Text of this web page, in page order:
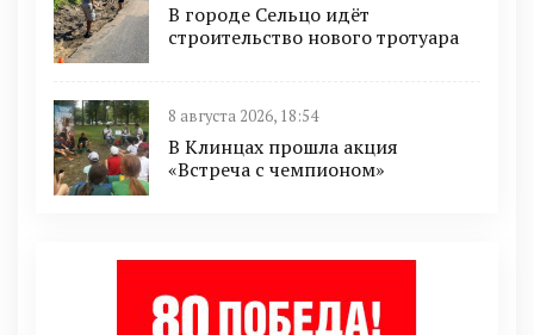
В городе Сельцо идёт
строительство нового тротуара
8 августа 2026, 18:54
В Клинцах прошла акция
«Встреча с чемпионом»